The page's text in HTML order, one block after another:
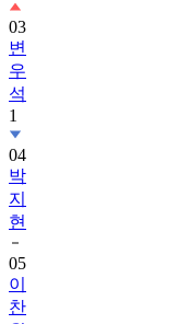
03
변
우
석
1
04
박
지
현
05
이
찬